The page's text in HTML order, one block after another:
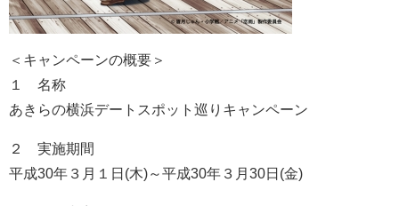
＜キャンペーンの概要＞
１ 名称
あきらの横浜デートスポット巡りキャンペーン
２ 実施期間
平成30年３月１日(木)～平成30年３月30日(金)